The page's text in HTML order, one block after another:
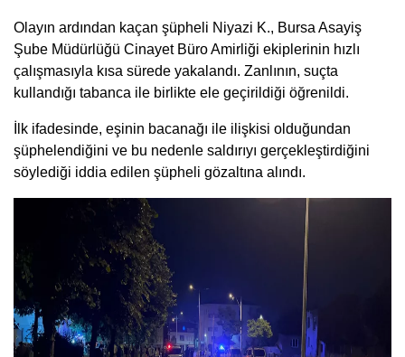
Olayın ardından kaçan şüpheli Niyazi K., Bursa Asayiş
Şube Müdürlüğü Cinayet Büro Amirliği ekiplerinin hızlı
çalışmasıyla kısa sürede yakalandı. Zanlının, suçta
kullandığı tabanca ile birlikte ele geçirildiği öğrenildi.
İlk ifadesinde, eşinin bacanağı ile ilişkisi olduğundan
şüphelendiğini ve bu nedenle saldırıyı gerçekleştirdiğini
söylediği iddia edilen şüpheli gözaltına alındı.